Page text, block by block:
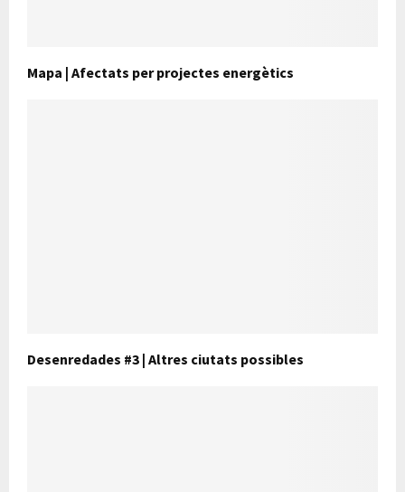
Mapa | Afectats per projectes energètics
Desenredades #3 | Altres ciutats possibles